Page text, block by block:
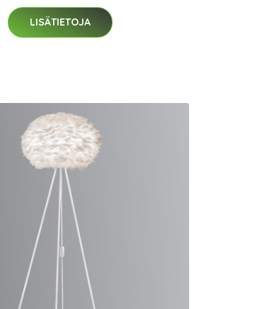
LISÄTIETOJA